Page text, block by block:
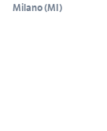
Milano(MI)